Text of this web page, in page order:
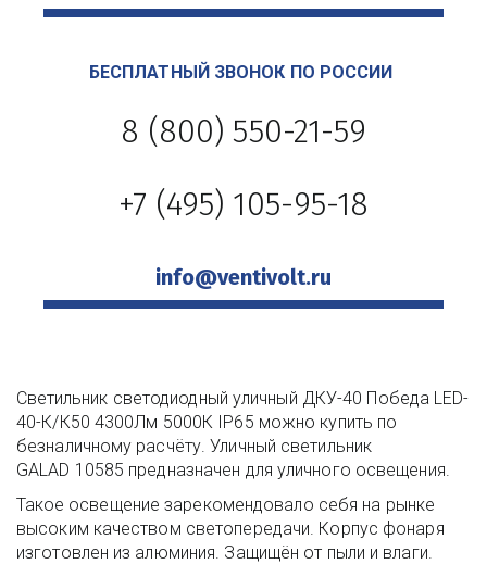
БЕСПЛАТНЫЙ ЗВОНОК ПО РОССИИ
8 (800) 550-21-59
+7 (495) 105-95-18
info@ventivolt.ru
Светильник светодиодный уличный ДКУ-40 Победа LED-
40-К/К50 4300Лм 5000К IP65 можно купить по
безналичному расчёту. Уличный светильник
GALAD 10585 предназначен для уличного освещения.
Такое освещение зарекомендовало себя на рынке
высоким качеством светопередачи. Корпус фонаря
изготовлен из алюминия. Защищён от пыли и влаги.